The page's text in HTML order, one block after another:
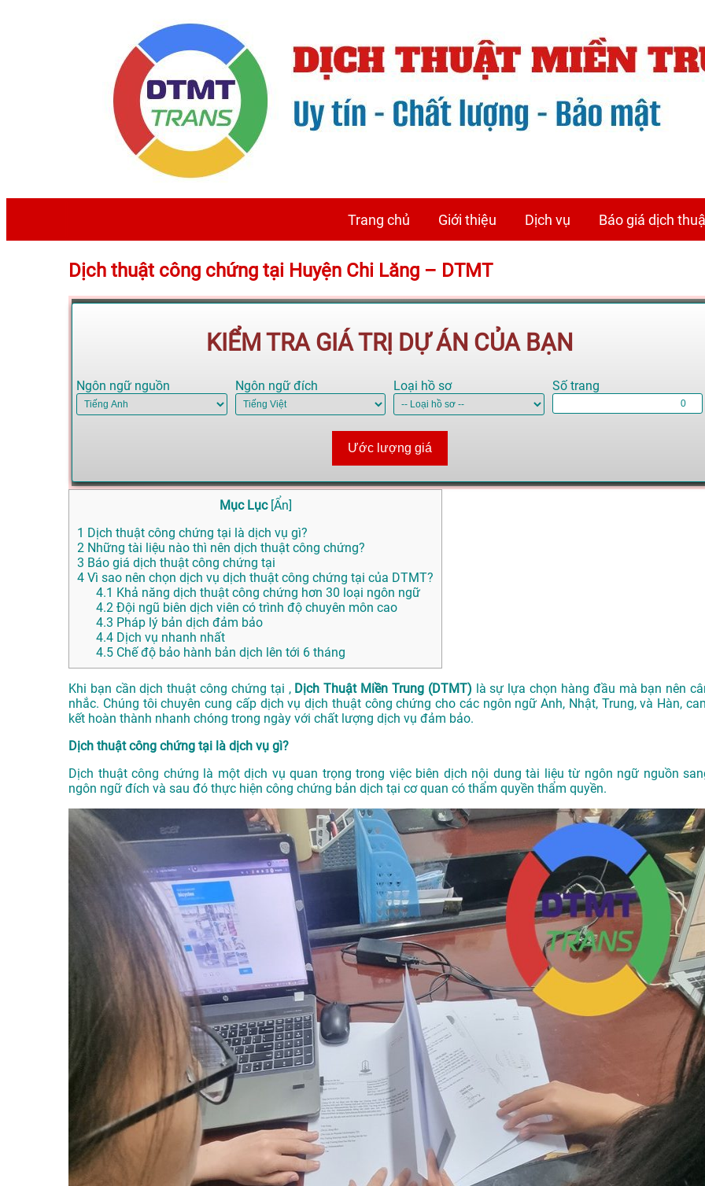
Trang chủ Giới thiệu Dịch vụ Báo giá dịch
Dịch thuật công chứng tại Huyện Chi Lăng – DTMT
KIỂM TRA GIÁ TRỊ DỰ ÁN CỦA BẠN
Ngôn ngữ nguồn Ngôn ngữ đích Loại hồ sơ Số trang
Ước lượng giá
Mục Lục [Ẩn]
1 Dịch thuật công chứng tại là dịch vụ gì?
2 Những tài liệu nào thì nên dịch thuật công chứng?
3 Báo giá dịch thuật công chứng tại
4 Vì sao nên chọn dịch vụ dịch thuật công chứng tại của DTMT?
4.1 Khả năng dịch thuật công chứng hơn 30 loại ngôn ngữ
4.2 Đội ngũ biên dịch viên có trình độ chuyên môn cao
4.3 Pháp lý bản dịch đảm bảo
4.4 Dịch vụ nhanh nhất
4.5 Chế độ bảo hành bản dịch lên tới 6 tháng
Khi bạn cần dịch thuật công chứng tại , Dịch Thuật Miền Trung (DTMT) là sự lựa chọn hàng đầu mà bạn nên
nhắc. Chúng tôi chuyên cung cấp dịch vụ dịch thuật công chứng cho các ngôn ngữ Anh, Nhật, Trung, và Hàn,
kết hoàn thành nhanh chóng trong ngày với chất lượng dịch vụ đảm bảo.
Dịch thuật công chứng tại là dịch vụ gì?
Dịch thuật công chứng là một dịch vụ quan trọng trong việc biên dịch nội dung tài liệu từ ngôn ngữ nguồn
ngôn ngữ đích và sau đó thực hiện công chứng bản dịch tại cơ quan có thẩm quyền thẩm quyền.